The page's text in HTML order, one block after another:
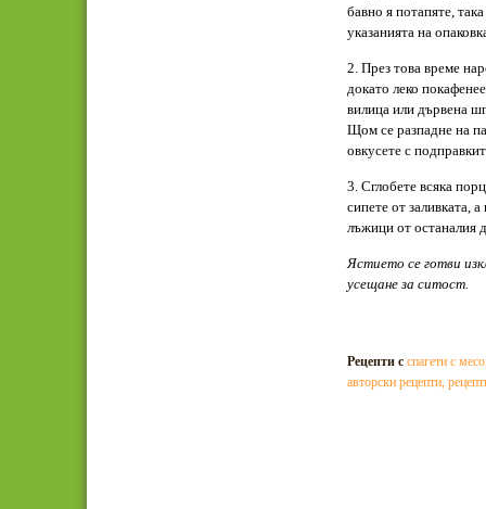
бавно я потапяте,
указанията на
2. През това време
докато леко
вилица или дървена
Щом се разпадне на
овкусете с
3. Сглобете всяка
сипете от заливката,
лъжици от останалия
Ястието се готви
усещане за ситост.
Рецепти с спагети с месо
авторски рецепти,